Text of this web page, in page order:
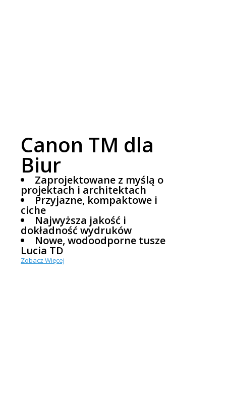
Canon TM dla
Biur
Zaprojektowane z myślą o
projektach i architektach
Przyjazne, kompaktowe i
ciche
Najwyższa jakość i
dokładność wydruków
Nowe, wodoodporne tusze
Lucia TD
Zobacz Więcej